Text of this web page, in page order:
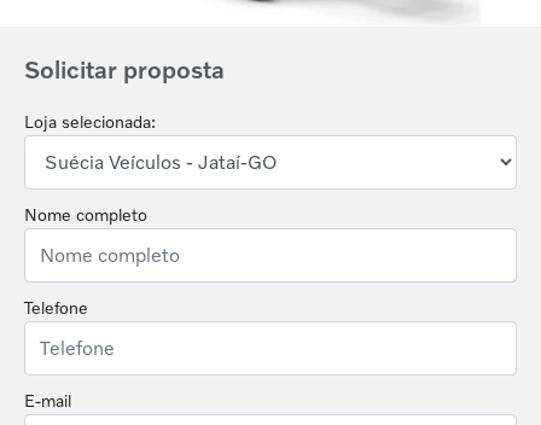
Solicitar proposta
Loja selecionada:
Nome completo
Telefone
E-mail